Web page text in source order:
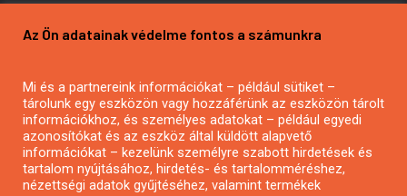
Mezőgazdasági pályázatírás
Pályázatírás civil szervezeteknek
Pályázatírás önkormányzatoknak
Pályázatfigyelés
Specifikus pályázatfigyelés vagy hírlevél
Az Ön adatainak védelme fontos a számunkra
Mi és a partnereink információkat – például sütiket –
tárolunk egy eszközön vagy hozzáférünk az eszközön tárolt
információkhoz, és személyes adatokat – például egyedi
azonosítókat és az eszköz által küldött alapvető
információkat – kezelünk személyre szabott hirdetések és
tartalom nyújtásához, hirdetés- és tartalomméréshez,
nézettségi adatok gyűjtéséhez, valamint termékek